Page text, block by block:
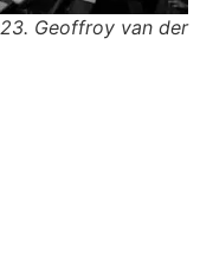
Geoffroy van der